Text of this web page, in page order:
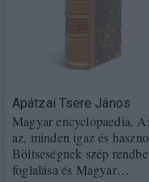
Apátzai Tsere János
Magyar encyclopaedia.
az, minden igaz és
Böltseségnek szép rendbe
foglalása és Magyar…